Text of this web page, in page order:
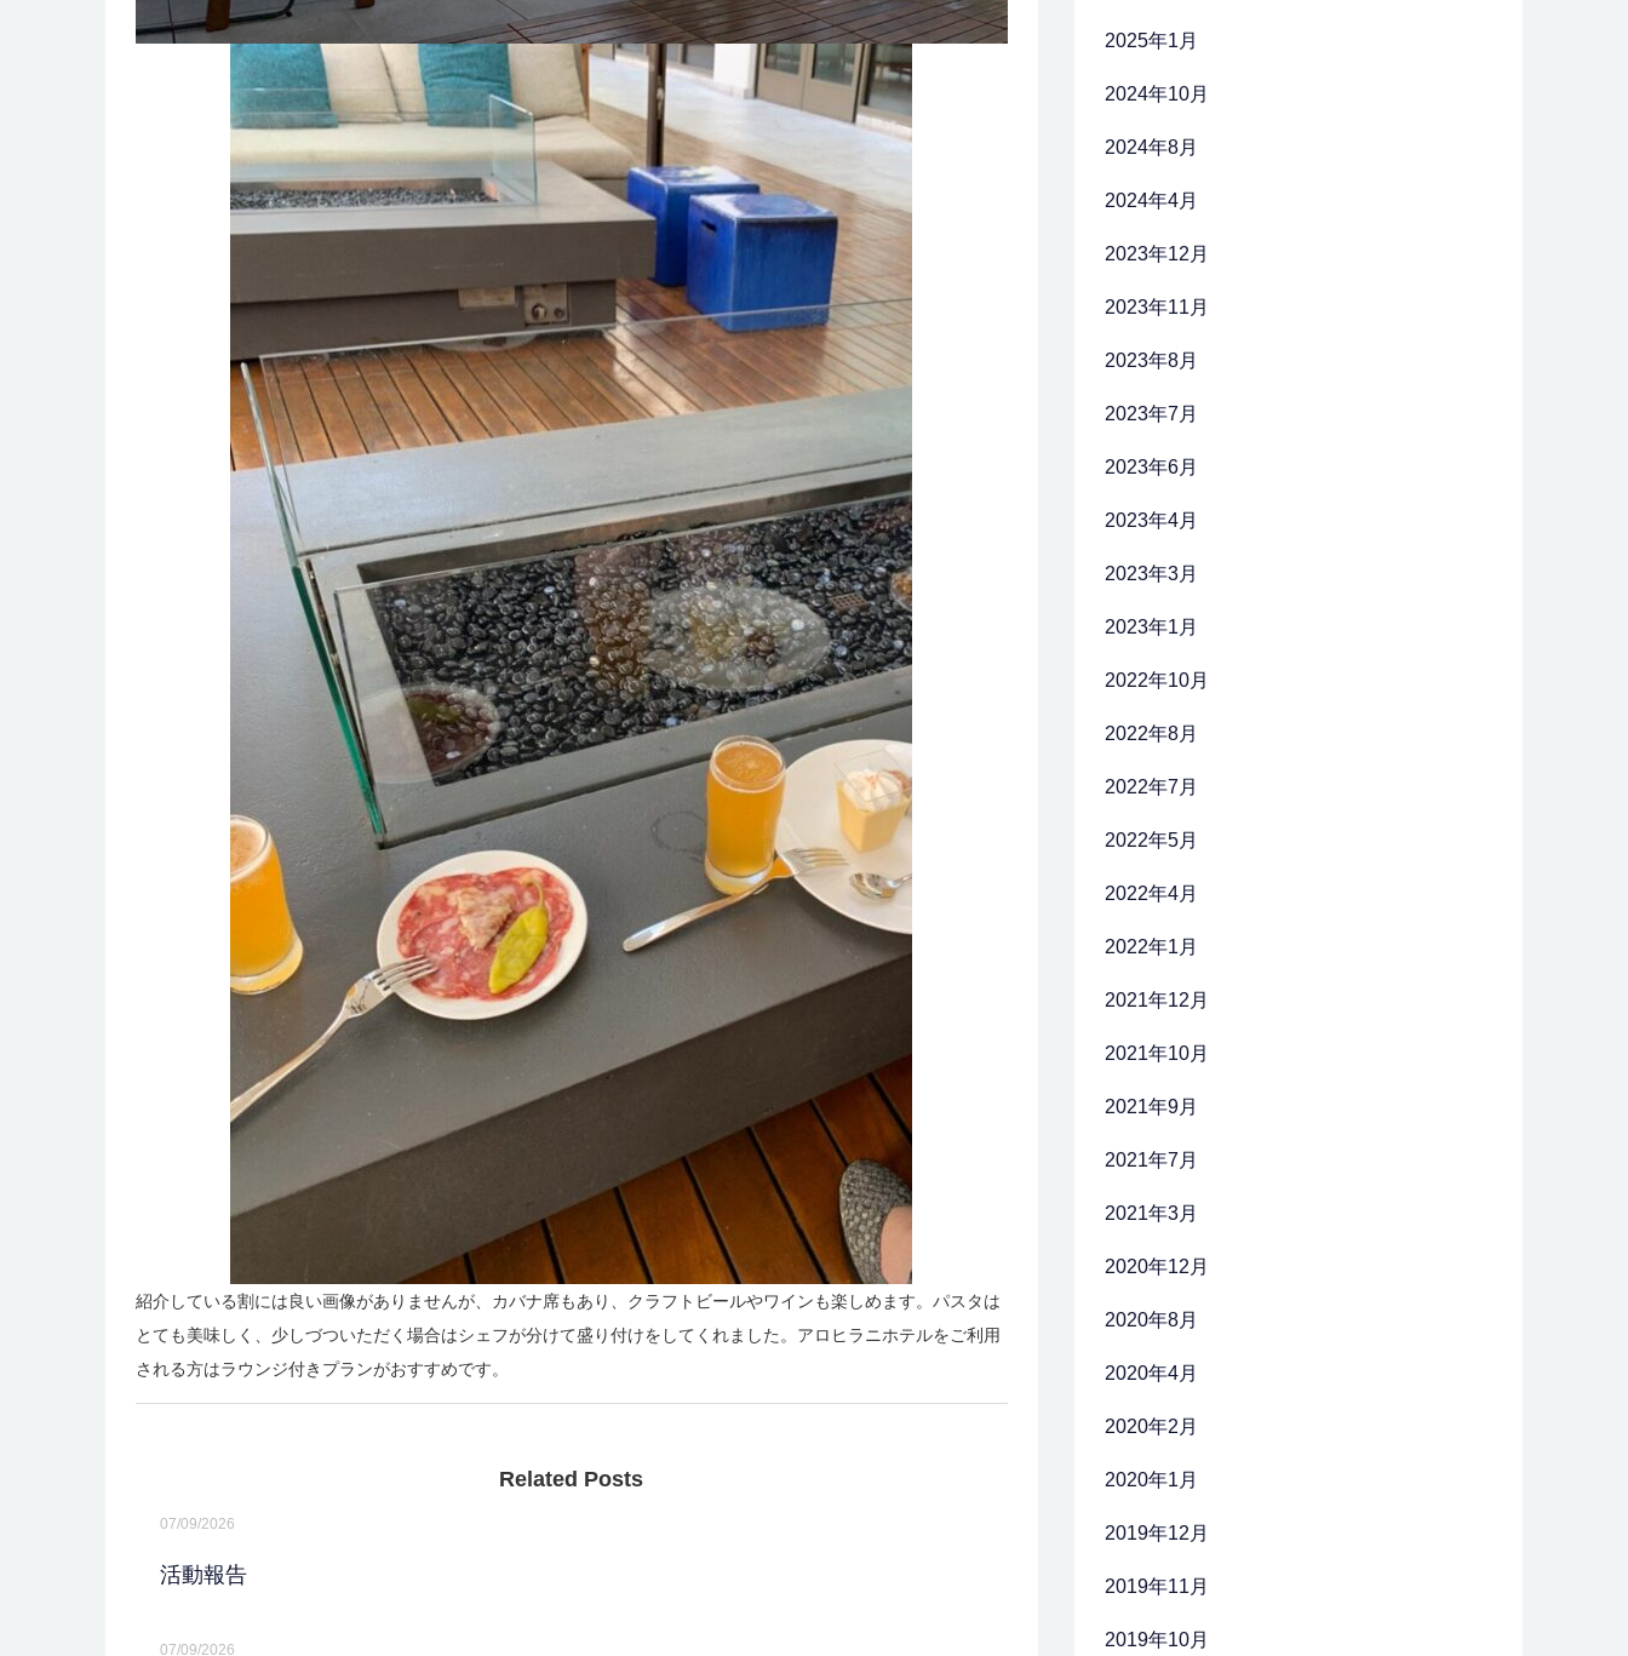
紹介している割には良い画像がありませんが、カバナ席もあり、クラフトビールやワインも楽しめます。パスタは
とても美味しく、少しづついただく場合はシェフが分けて盛り付けをしてくれました。アロヒラニホテルをご利用
される方はラウンジ付きプランがおすすめです。
Related Posts
07/09/2026
活動報告
07/09/2026
2025年1月
2024年10月
2024年8月
2024年4月
2023年12月
2023年11月
2023年8月
2023年7月
2023年6月
2023年4月
2023年3月
2023年1月
2022年10月
2022年8月
2022年7月
2022年5月
2022年4月
2022年1月
2021年12月
2021年10月
2021年9月
2021年7月
2021年3月
2020年12月
2020年8月
2020年4月
2020年2月
2020年1月
2019年12月
2019年11月
2019年10月